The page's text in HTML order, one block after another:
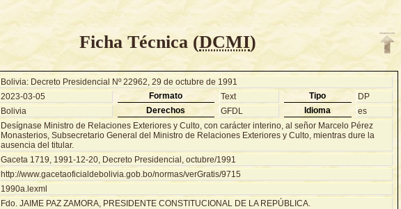
Ficha Técnica (DCMI)
Bolivia: Decreto Presidencial Nº 22962, 29 de octubre de 1991
2023-03-05 Formato Text Tipo
DP
Bolivia Derechos GFDL Idioma es
Desígnase Ministro de Relaciones Exteriores y Culto, con carácter interino, al señor Marcelo Pérez
Monasterios, Subsecretario General del Ministro de Relaciones Exteriores y Culto, mientras dure la
ausencia del titular.
Gaceta 1719, 1991-12-20, Decreto Presidencial, octubre/1991
http://www.gacetaoficialdebolivia.gob.bo/normas/verGratis/9715
1990a.lexml
Fdo. JAIME PAZ ZAMORA, PRESIDENTE CONSTITUCIONAL DE LA REPÚBLICA.